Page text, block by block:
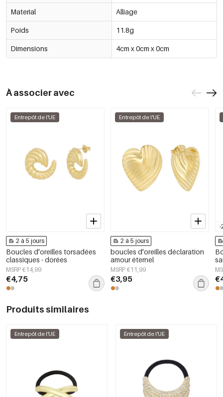
Material Alliage
Poids 11.8g
Dimensions 4cm x 0cm x 0cm
À associer avec
Entrepôt de l'UE
2 à 5 jours
Boucles d'oreilles torsadées
classiques - dorées
MSRP €14,99
€4,75
Entrepôt de l'UE
2 à 5 jours
boucles d'oreilles déclaration
amour éternel
MSRP €11,99
€3,95
-
Produits similaires
Entrepôt de l'UE Entrepôt de l'UE